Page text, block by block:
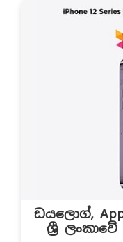
ඩයලොග්,
ශ්‍රී